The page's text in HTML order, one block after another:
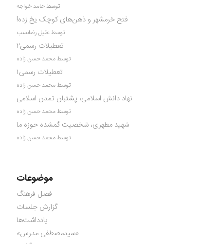
توسط حامد خواجه
فتح خرمشهر و ذهن‌های کوچک یخ زده!
توسط عقیل رضانسب
تعطیلات رسمی۲
توسط محمد حسن زاده
تعطیلات رسمی۱
توسط محمد حسن زاده
نهاد دانش اسلامی، پشتبان تمدن اسلامی
توسط محمد حسن زاده
شهید مطهری، شخصیت گمشده حوزه ما
توسط محمد حسن زاده
موضوعات
فصل فرهنگ
گزارش جلسات
یادداشت‌ها
«سیدمصطفی مدرس»